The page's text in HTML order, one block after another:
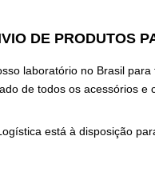
DE PRODUTOS
laboratório no Brasil
de todos os acessórios
está à disposição